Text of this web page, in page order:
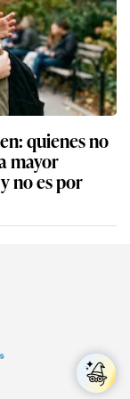
quienes no
mayor
no es por